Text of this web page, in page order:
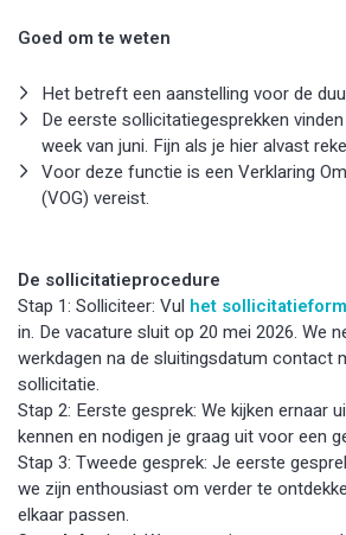
Goed om te weten
Het betreft een aanstelling voor de
De eerste sollicitatiegesprekken
week van juni. Fijn als je hier alvast
Voor deze functie is een Verklaring
(VOG) vereist.
De sollicitatieprocedure
Stap 1: Solliciteer: Vul het
in. De vacature sluit op 20 mei 2026. We
werkdagen na de sluitingsdatum contact
sollicitatie.
Stap 2: Eerste gesprek: We kijken ernaar
kennen en nodigen je graag uit voor een
Stap 3: Tweede gesprek: Je eerste
we zijn enthousiast om verder te
elkaar passen.